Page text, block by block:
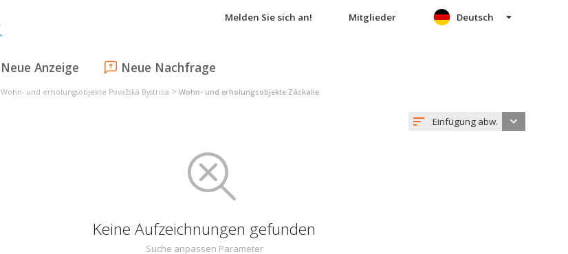
Melden Sie sich an! Mitglieder
Neue Anzeige Neue Nachfrage
Deutsch
Wohn- und erholungsobjekte Považská Bystrica > Wohn- und erholungsobjekte Záskalie
Einfügung abw.
Keine Aufzeichnungen gefunden
Suche anpassen Parameter